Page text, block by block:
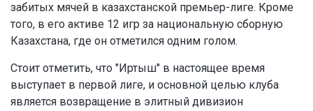
забитых мячей в казахстанской премьер-лиге. Кроме
того, в его активе 12 игр за национальную сборную
Казахстана, где он отметился одним голом.
Стоит отметить, что "Иртыш" в настоящее время
выступает в первой лиге, и основной целью клуба
является возвращение в элитный дивизион